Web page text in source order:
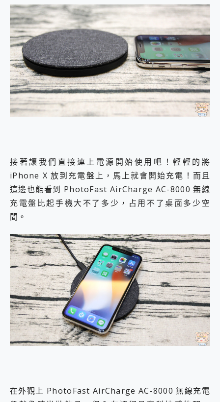
接著讓我們直接連上電源開始使用吧！輕輕的將
iPhone X 放到充電盤上，馬上就會開始充電！而且
這邊也能看到 PhotoFast AirCharge AC-8000 無線
充電盤比起手機大不了多少，占用不了桌面多少空
間。
在外觀上 PhotoFast AirCharge AC-8000 無線充電